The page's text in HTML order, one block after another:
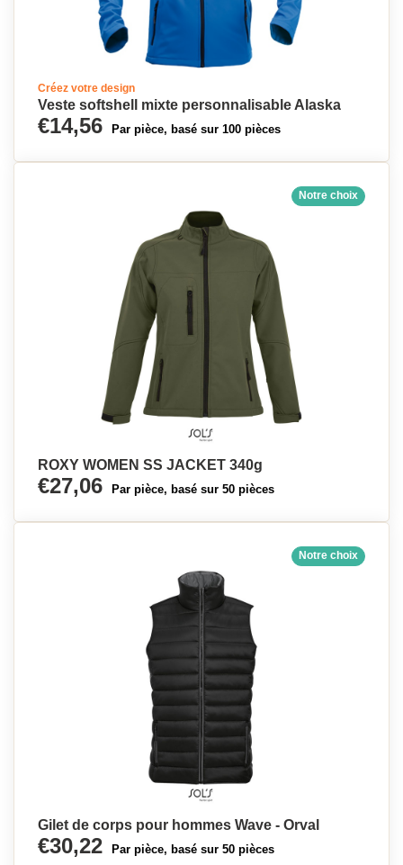
Créez votre design
Veste softshell mixte personnalisable Alaska
€14,56 Par pièce, basé sur 100 pièces
Notre choix
ROXY WOMEN SS JACKET 340g
€27,06 Par pièce, basé sur 50 pièces
Notre choix
Gilet de corps pour hommes Wave - Orval
€30,22 Par pièce, basé sur 50 pièces